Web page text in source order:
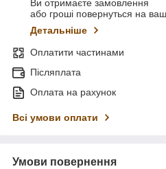
Ви отримаєте замовлення
або гроші повернуться на
Детальніше
Оплатити частинами
Післяплата
Оплата на рахунок
Всі умови оплати
Умови повернення